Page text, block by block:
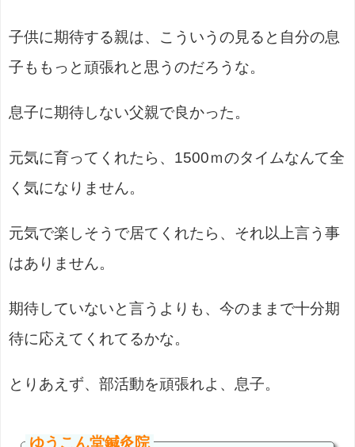
子供に期待する親は、こういうの見ると自分の息
子ももっと頑張れと思うのだろうな。
息子に期待しない父親で良かった。
元気に育ってくれたら、1500ｍのタイムなんて全
く気になりません。
元気で楽しそうで居てくれたら、それ以上言う事
はありません。
期待していないと言うよりも、今のままで十分期
待に応えてくれてるかな。
とりあえず、部活動を頑張れよ、息子。
ゆうこん堂鍼灸院